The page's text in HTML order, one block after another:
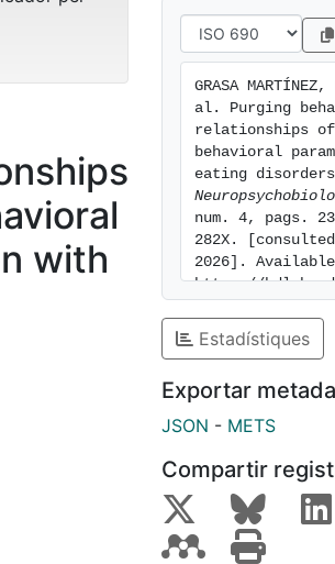
with
GRASA
al. Purging
relationships of
behavioral
num. 4, pags.
282X.
2026].
https://
Estadístiques
Exportar
JSON - METS
Compartir